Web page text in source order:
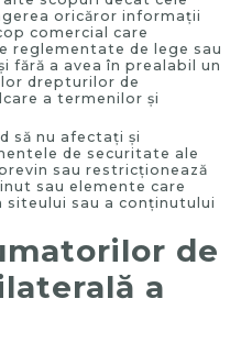
oricăror informaţii
comercial care
reglementate de lege sau
fără a avea în prealabil un
drepturilor de
a termenilor şi
să nu afectaţi şi
de securitate ale
sau restricţionează
sau elemente care
sau a conţinutului
de
a